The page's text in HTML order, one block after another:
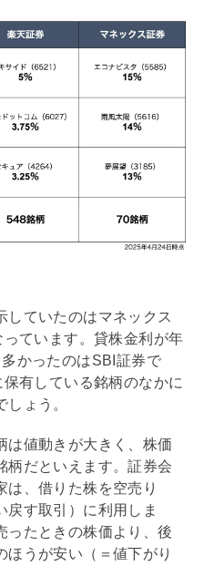
していたのはマネックス
ています。貸株金利が年
かったのはSBI証券で
有している銘柄のなかに
ょう。
は値動きが大きく、株価
柄だといえます。証券会
は、借りた株を空売り
戻す取引）に利用しま
ったときの株価より、後
うが安い（＝値下がり